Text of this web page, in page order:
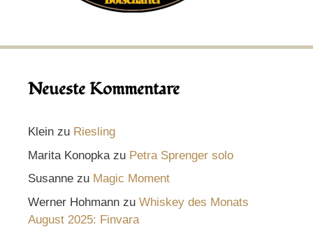
Neueste Kommentare
Klein zu Riesling
Marita Konopkazu Petra Sprenger solo
Susanne zu Magic Moment
Werner Hohmann zu Whiskey des Monats
August 2025: Finvara